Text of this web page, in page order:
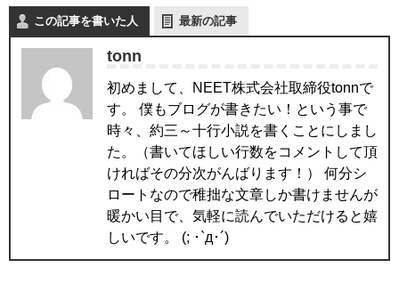
この記事を書いた人 最新の記事
tonn
初めまして、NEET株式会社取締役tonnで
す。 僕もブログが書きたい！という事で
時々、約三～十行小説を書くことにしまし
た。（書いてほしい行数をコメントして頂
ければその分次がんばります！） 何分シ
ロートなので稚拙な文章しか書けませんが
暖かい目で、気軽に読んでいただけると嬉
しいです。 (; ･`д･´)